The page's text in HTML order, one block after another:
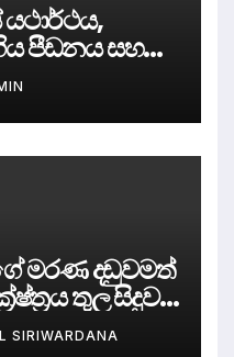
පීඩනය සහ
මරණ දඩුවමත්
තුල සිදුව
SIRIWARDANA